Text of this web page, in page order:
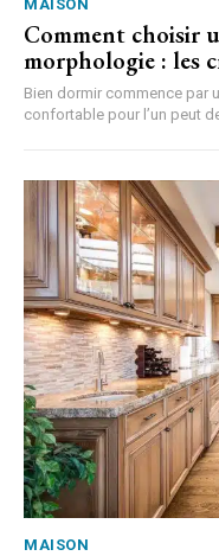
MAISON
Comment choisir
morphologie : les
Bien dormir commence par
confortable pour l’un peut
MAISON